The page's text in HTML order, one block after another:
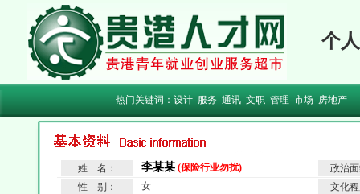
个
热门关键词： 设计 服务 通讯 文职 管理 市场 房地产
姓 名： 李某某 (保险行业勿扰)
政治
性 别：
女
文化